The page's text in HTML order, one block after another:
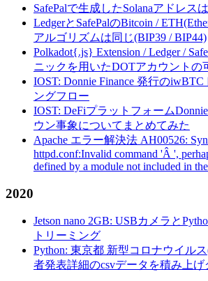
SafePalで生成したSolanaアドレス
LedgerとSafePalのBitcoin /
アルゴリズムは同じ(BIP39 / BIP44)
Polkadot{.js} Extension / Ledger /
ニックを用いたDOTアカウントの
IOST: Donnie Finance 発行の
ングフロー
IOST: DeFiプラットフォーム
ウン事象についてまとめてみた
Apache エラー解決法 AH00526:
httpd.conf:Invalid command 'Â ',
defined by a module not included in
2020
Jetson nano 2GB: USBカメラと
トリーミング
Python: 東京都 新型コロナウイル
者発表詳細のcsvデータを積み上